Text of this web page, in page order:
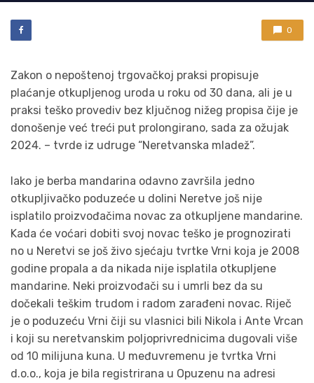
0
Zakon o nepoštenoj trgovačkoj praksi propisuje
plaćanje otkupljenog uroda u roku od 30 dana, ali je u
praksi teško provediv bez ključnog nižeg propisa čije je
donošenje već treći put prolongirano, sada za ožujak
2024. – tvrde iz udruge “Neretvanska mladež”.
Iako je berba mandarina odavno završila jedno
otkupljivačko poduzeće u dolini Neretve još nije
isplatilo proizvođačima novac za otkupljene mandarine.
Kada će voćari dobiti svoj novac teško je prognozirati
no u Neretvi se još živo sjećaju tvrtke Vrni koja je 2008
godine propala a da nikada nije isplatila otkupljene
mandarine. Neki proizvođači su i umrli bez da su
dočekali teškim trudom i radom zarađeni novac. Riječ
je o poduzeću Vrni čiji su vlasnici bili Nikola i Ante Vrcan
i koji su neretvanskim poljoprivrednicima dugovali više
od 10 milijuna kuna. U međuvremenu je tvrtka Vrni
d.o.o., koja je bila registrirana u Opuzenu na adresi